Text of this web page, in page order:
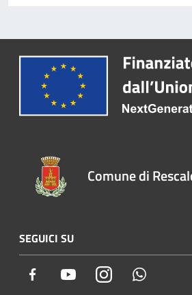
Comune di
SEGUICI SU
Facebook YoutubeInstagram